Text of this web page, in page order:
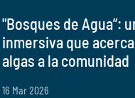
"Bosques de Agua”:
inmersiva que
algas a la comunidad
16 Mar 2026